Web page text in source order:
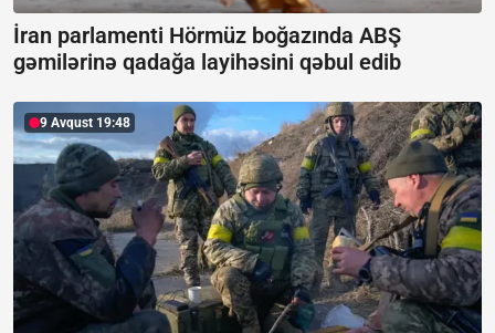
İran parlamenti Hörmüz boğazında ABŞ
gəmilərinə qadağa layihəsini qəbul edib
9 Avqust 19:48